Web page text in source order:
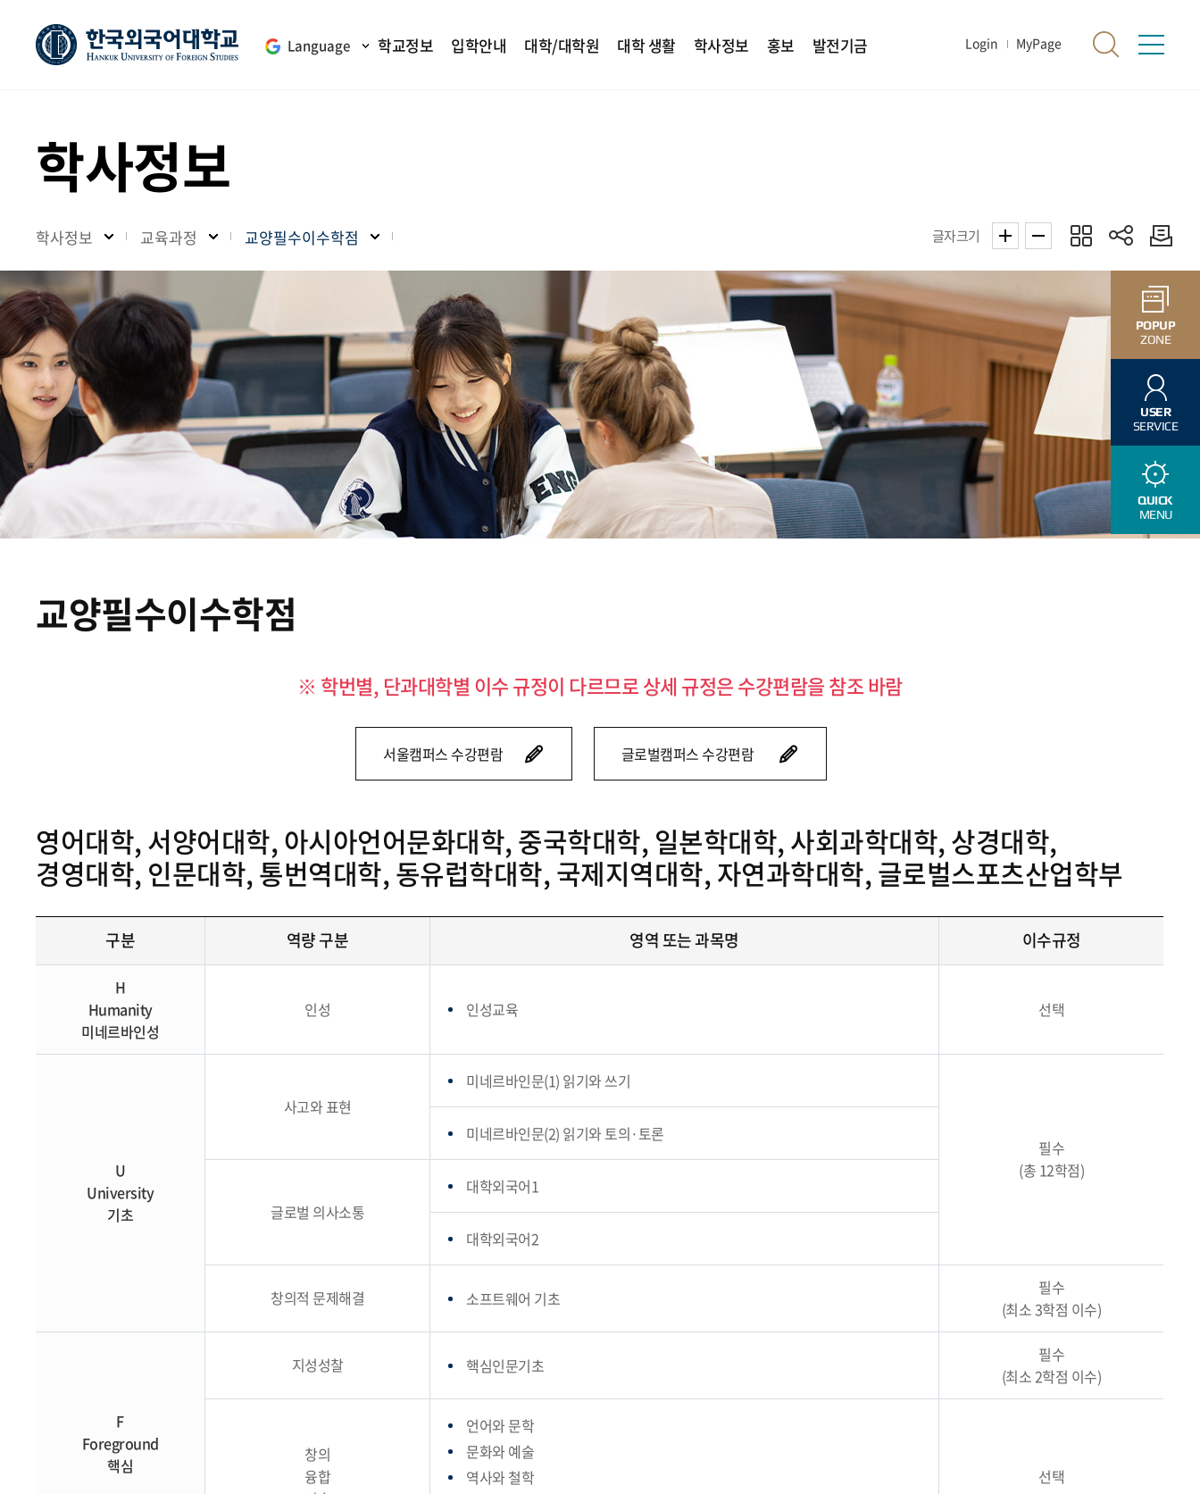
Language 학교정보 입학안내 대학/대학원 대학 생활 학사정보 홍보 발전기금 Login MyPage
POPUP
ZONE
USER
SERVICE
QUICK
MENU
학사정보
학사정보 교육과정 교양필수이수학점 글자크기
교양필수이수학점
※ 학번별, 단과대학별 이수 규정이 다르므로 상세 규정은 수강편람을 참조 바람
서울캠퍼스 수강편람 글로벌캠퍼스 수강편람
영어대학, 서양어대학, 아시아언어문화대학, 중국학대학, 일본학대학, 사회과학대학, 상경대학,
경영대학, 인문대학, 통번역대학, 동유럽학대학, 국제지역대학, 자연과학대학, 글로벌스포츠산업학부
구분 역량 구분 영역 또는 과목명 이수규정
H
Humanity
미네르바인성
인성 인성교육 선택
U
University
기초
사고와 표현
미네르바인문(1) 읽기와 쓰기
필수
(총 12학점)
미네르바인문(2) 읽기와 토의·토론
글로벌 의사소통
대학외국어1
대학외국어2
창의적 문제해결 소프트웨어 기초
필수
(최소 3학점 이수)
F
Foreground
핵심
지성성찰 핵심인문기초
필수
(최소 2학점 이수)
창의
융합
언어와 문학
문화와 예술
역사와 철학
선택